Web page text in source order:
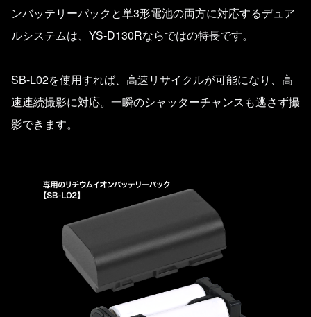
ンバッテリーパックと単3形電池の両方に対応するデュア
ルシステムは、YS-D130Rならではの特長です。
SB-L02を使用すれば、高速リサイクルが可能になり、高
速連続撮影に対応。一瞬のシャッターチャンスも逃さず撮
影できます。